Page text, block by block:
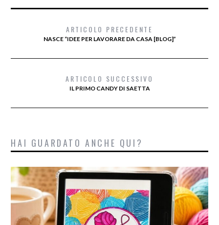
ARTICOLO PRECEDENTE
NASCE “IDEE PER LAVORARE DA CASA [BLOG]”
ARTICOLO SUCCESSIVO
IL PRIMO CANDY DI SAETTA
HAI GUARDATO ANCHE QUI?